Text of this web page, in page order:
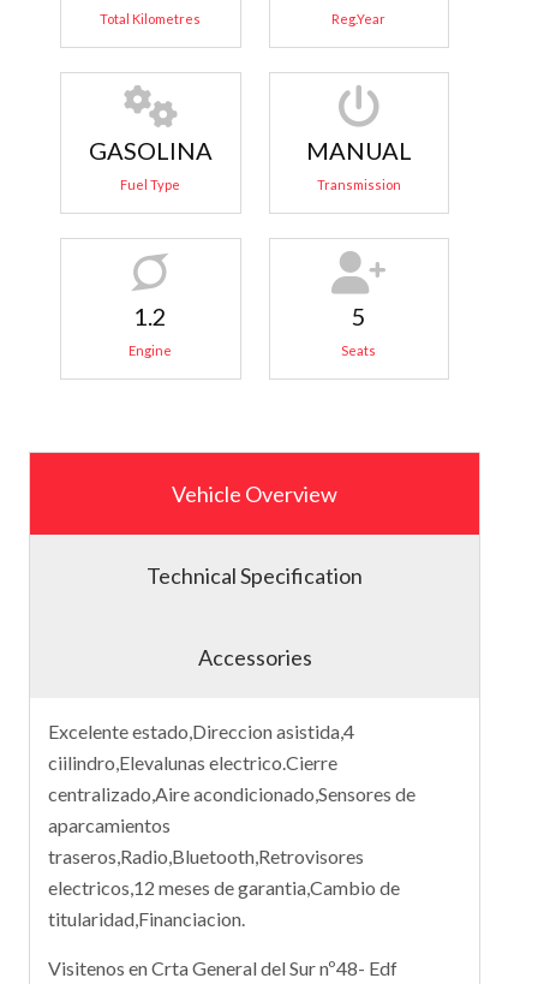
Total Kilometres Reg.Year
GASOLINA
Fuel Type
MANUAL
Transmission
1.2
Engine
5
Seats
Vehicle Overview
Technical Specification
Accessories
Excelente estado,Direccion asistida,4
ciilindro,Elevalunas electrico.Cierre
centralizado,Aire acondicionado,Sensores de
aparcamientos
traseros,Radio,Bluetooth,Retrovisores
electricos,12 meses de garantia,Cambio de
titularidad,Financiacion.
Visitenos en Crta General del Sur nº48- Edf